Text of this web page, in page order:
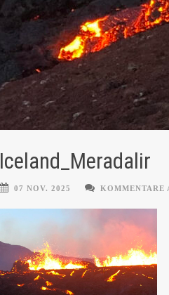
Iceland_Meradalir
07 NOV. 2025 KOMMENTARE